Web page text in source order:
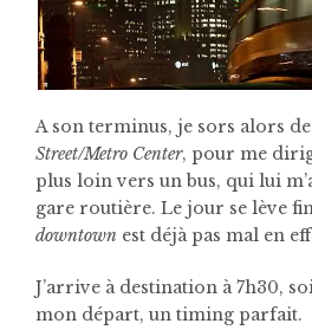
A son terminus, je sors alors
Street/Metro Center, pour me
plus loin vers un bus, qui lui
gare routière. Le jour se lève
downtown est déjà pas mal en
J’arrive à destination à 7h30,
mon départ, un timing parfait.